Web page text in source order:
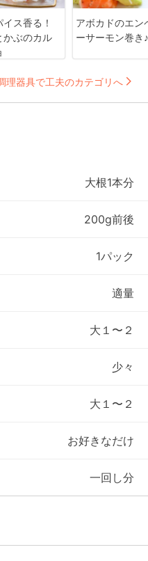
ス香る！
かぶのカル
アボカドのエン
ーサーモン巻き♪
理器具で工夫のカテゴリへ
大根1本分
200g前後
1パック
適量
大１〜２
少々
大１〜２
お好きなだけ
一回し分